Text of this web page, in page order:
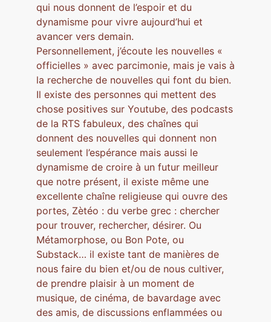
qui nous donnent de l’espoir et du
dynamisme pour vivre aujourd’hui et
avancer vers demain.
Personnellement, j’écoute les nouvelles «
officielles » avec parcimonie, mais je vais à
la recherche de nouvelles qui font du bien.
Il existe des personnes qui mettent des
chose positives sur Youtube, des podcasts
de la RTS fabuleux, des chaînes qui
donnent des nouvelles qui donnent non
seulement l’espérance mais aussi le
dynamisme de croire à un futur meilleur
que notre présent, il existe même une
excellente chaîne religieuse qui ouvre des
portes, Zètéo : du verbe grec : chercher
pour trouver, rechercher, désirer. Ou
Métamorphose, ou Bon Pote, ou
Substack… il existe tant de manières de
nous faire du bien et/ou de nous cultiver,
de prendre plaisir à un moment de
musique, de cinéma, de bavardage avec
des amis, de discussions enflammées ou